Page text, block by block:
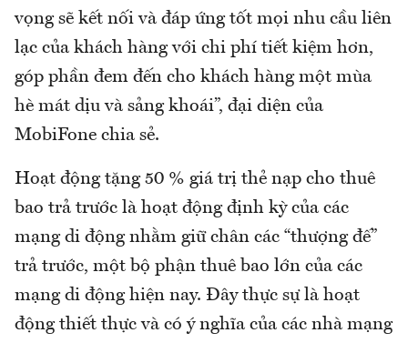
vọng sẽ kết nối và đáp ứng tốt mọi nhu cầu liên
lạc của khách hàng với chi phí tiết kiệm hơn,
góp phần đem đến cho khách hàng một mùa
hè mát dịu và sảng khoái”, đại diện của
MobiFone chia sẻ.
Hoạt động tặng 50 % giá trị thẻ nạp cho thuê
bao trả trước là hoạt động định kỳ của các
mạng di động nhằm giữ chân các “thượng đế”
trả trước, một bộ phận thuê bao lớn của các
mạng di động hiện nay. Đây thực sự là hoạt
động thiết thực và có ý nghĩa của các nhà mạng